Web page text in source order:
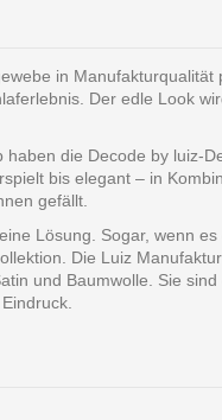
in
Der edle Look
die Decode by luiz-
bis elegant – in
gefällt.
Lösung. Sogar, wenn
Die Luiz
und Baumwolle. Sie